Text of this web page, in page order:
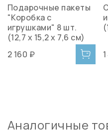
Подарочные пакеты
"Коробка с
игрушками" 8 шт.
(12,7 x 15,2 x 7,6 см)
2 160 ₽
Аналогичные